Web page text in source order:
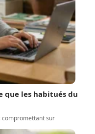
que les habitués du
compromettant sur